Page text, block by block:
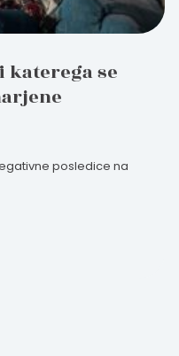
katerega se
posledice na